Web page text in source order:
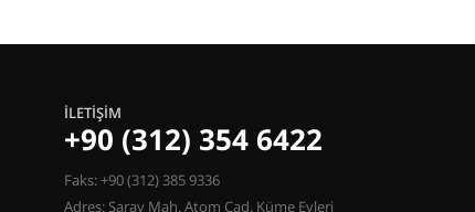
İLETIŞIM
+90 (312) 354 6422
Faks: +90 (312) 385 9336
Adres: Saray Mah. Atom Cad. Küme Evleri